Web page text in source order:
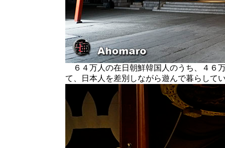
６４万人の在日朝鮮韓国人のうち、４６
て、日本人を差別しながら遊んで暮らして